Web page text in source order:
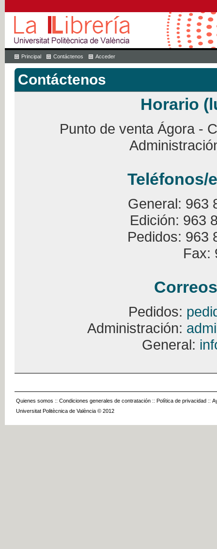
Principal Contáctenos Acceder
Contáctenos
Horario
Punto de venta Ágora -
Teléfonos/
General: 963
Edición: 963
Pedidos: 963
Fax:
Pedidos:
Administración:
General:
Quienes somos :: Condiciones generales de contratación :: Política de privacidad ::
Universitat Politècnica de València © 2012